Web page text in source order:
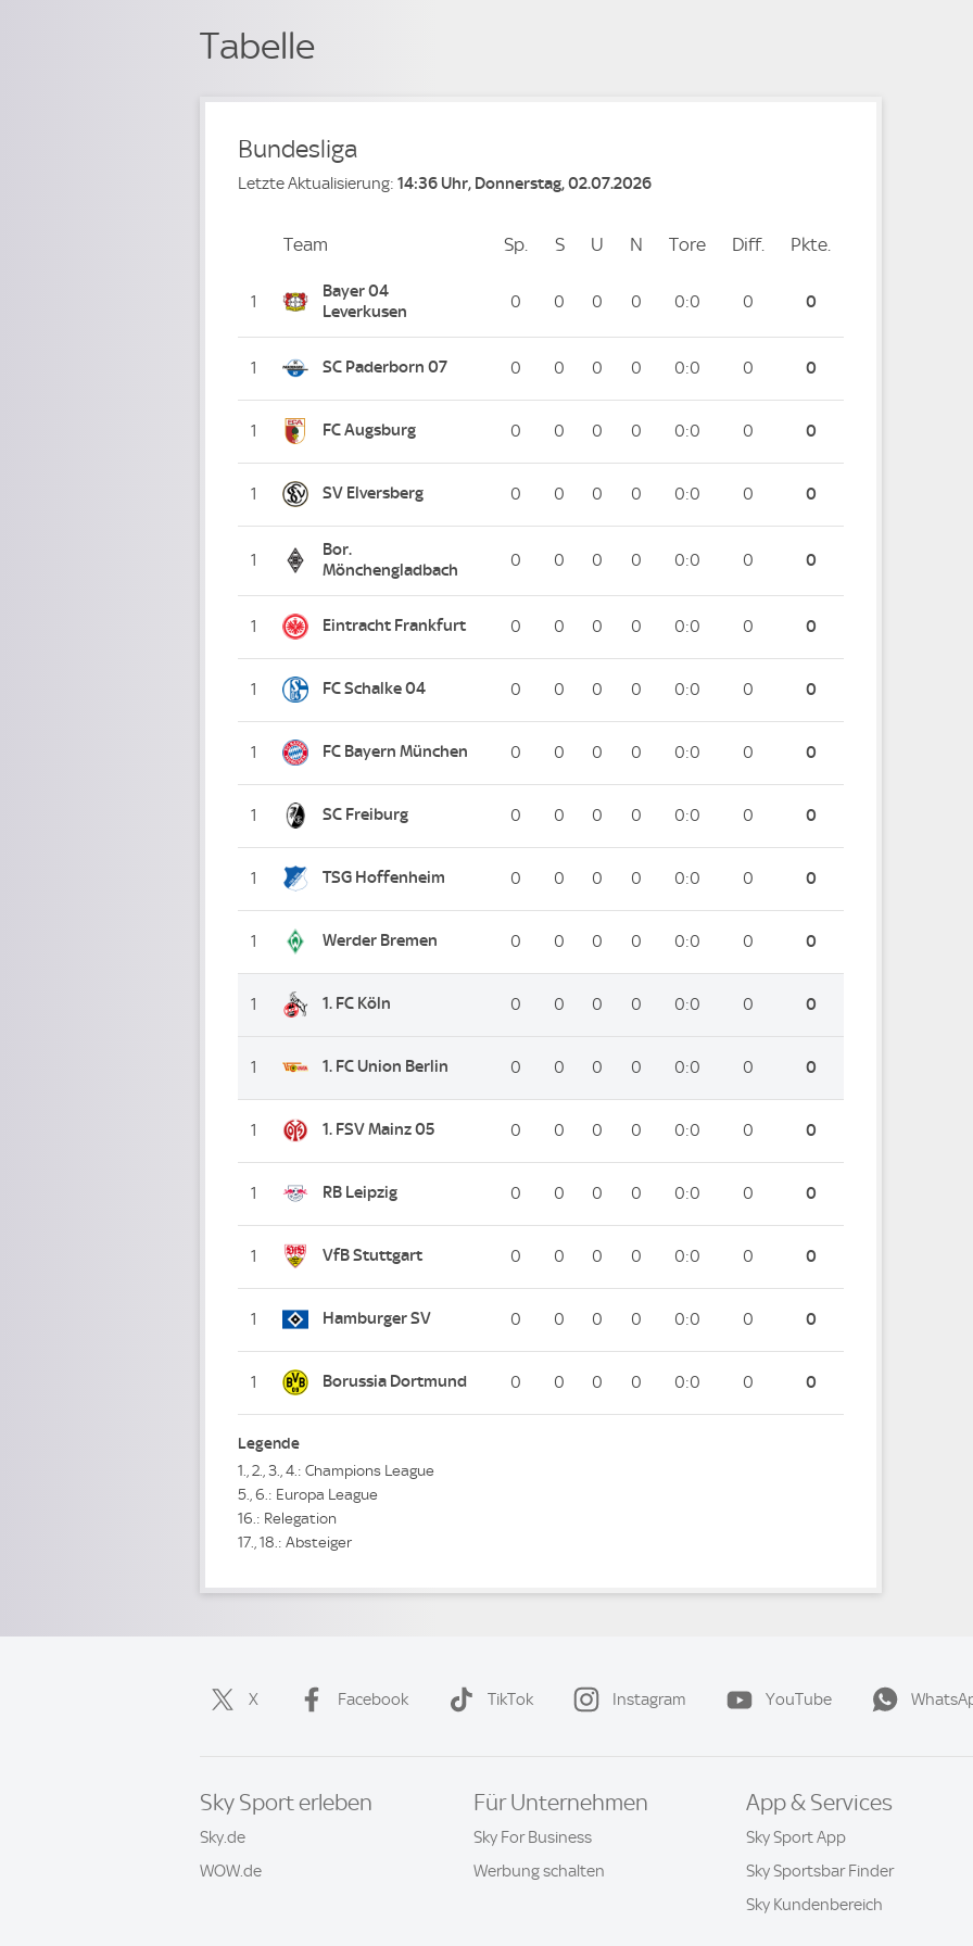
Tabelle
Bundesliga
Letzte Aktualisierung: 14:36 Uhr, Donnerstag, 02.07.2026
PlatzTeam Sp. Spiele
SSiege
U Unentschieden
N Niederlagen
Tore ToreDiff. Differenz
Pkte.
1
Bayer 04
Leverkusen
0 0 0 0 0:0 0 0
1 SC Paderborn 07 0 0 0 0 0:0 0 0
1 FC Augsburg 0 0 0 0 0:0 0 0
1 SV Elversberg 0 0 0 0 0:0 0 0
1
Bor.
Mönchengladbach
0 0 0 0 0:0 0 0
1 Eintracht Frankfurt 0 0 0 0 0:0 0 0
1 FC Schalke 04 0 0 0 0 0:0 0 0
1 FC Bayern München 0 0 0 0 0:0 0 0
1 SC Freiburg 0 0 0 0 0:0 0 0
1 TSG Hoffenheim 0 0 0 0 0:0 0 0
1 Werder Bremen 0 0 0 0 0:0 0 0
1 1. FC Köln 0 0 0 0 0:0 0 0
1 1. FC Union Berlin 0 0 0 0 0:0 0 0
1 1. FSV Mainz 05 0 0 0 0 0:0 0 0
1 RB Leipzig 0 0 0 0 0:0 0 0
1 VfB Stuttgart 0 0 0 0 0:0 0 0
1 Hamburger SV 0 0 0 0 0:0 0 0
1 Borussia Dortmund 0 0 0 0 0:0 0 0
Legende
1., 2., 3., 4.: Champions League
5., 6.: Europa League
16.: Relegation
17., 18.: Absteiger
X Facebook TikTok Instagram YouTube
Sky Sport erleben
Sky.de
WOW.de
Für Unternehmen
Sky For Business
Werbung schalten
App & Services
Sky Sport App
Sky Sportsbar Finder
Sky Kundenbereich